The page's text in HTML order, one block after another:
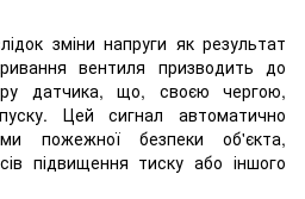
зміни напруги як результат
вентиля призводить до
датчика, що, своєю чергою,
Цей сигнал автоматично
пожежної безпеки об'єкта,
підвищення тиску або іншого